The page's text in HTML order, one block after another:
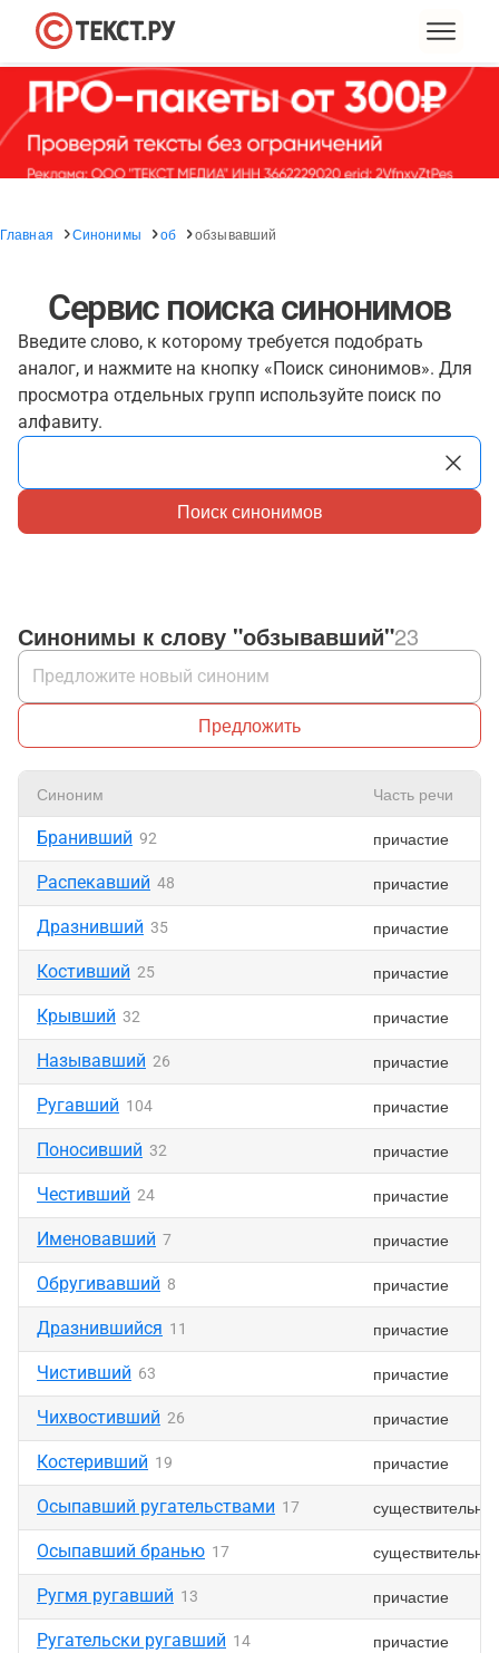
Главная Синонимы об обзывавший
Сервис поиска синонимов
Введите слово, к которому требуется подобрать
аналог, и нажмите на кнопку «Поиск синонимов». Для
просмотра отдельных групп используйте поиск по
алфавиту.
Поиск синонимов
Синонимы к слову "обзывавший"23
Предложить
Синоним Часть речи
Бранивший 92 причастие
Распекавший 48 причастие
Дразнивший 35 причастие
Костивший 25 причастие
Крывший 32 причастие
Называвший 26 причастие
Ругавший 104 причастие
Поносивший 32 причастие
Честивший 24 причастие
Именовавший 7 причастие
Обругивавший 8 причастие
Дразнившийся 11 причастие
Чистивший 63 причастие
Чихвостивший 26 причастие
Костеривший 19 причастие
Осыпавший ругательствами 17
Осыпавший бранью 17
Ругмя ругавший 13 причастие
Ругательски ругавший 14 причастие